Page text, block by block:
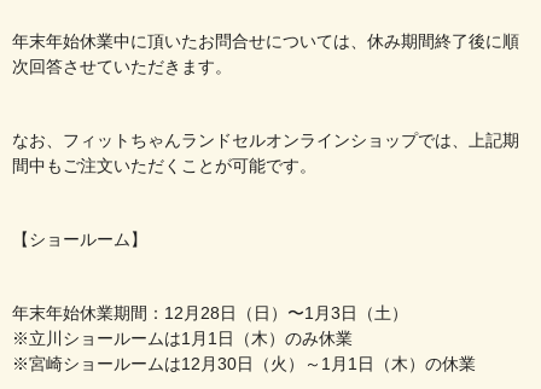
年末年始休業中に頂いたお問合せについては、休み期間終了後に順
次回答させていただきます。
なお、フィットちゃんランドセルオンラインショップでは、上記期
間中もご注文いただくことが可能です。
【ショールーム】
年末年始休業期間：12月28日（日）〜1月3日（土）
※立川ショールームは1月1日（木）のみ休業
※宮崎ショールームは12月30日（火）～1月1日（木）の休業